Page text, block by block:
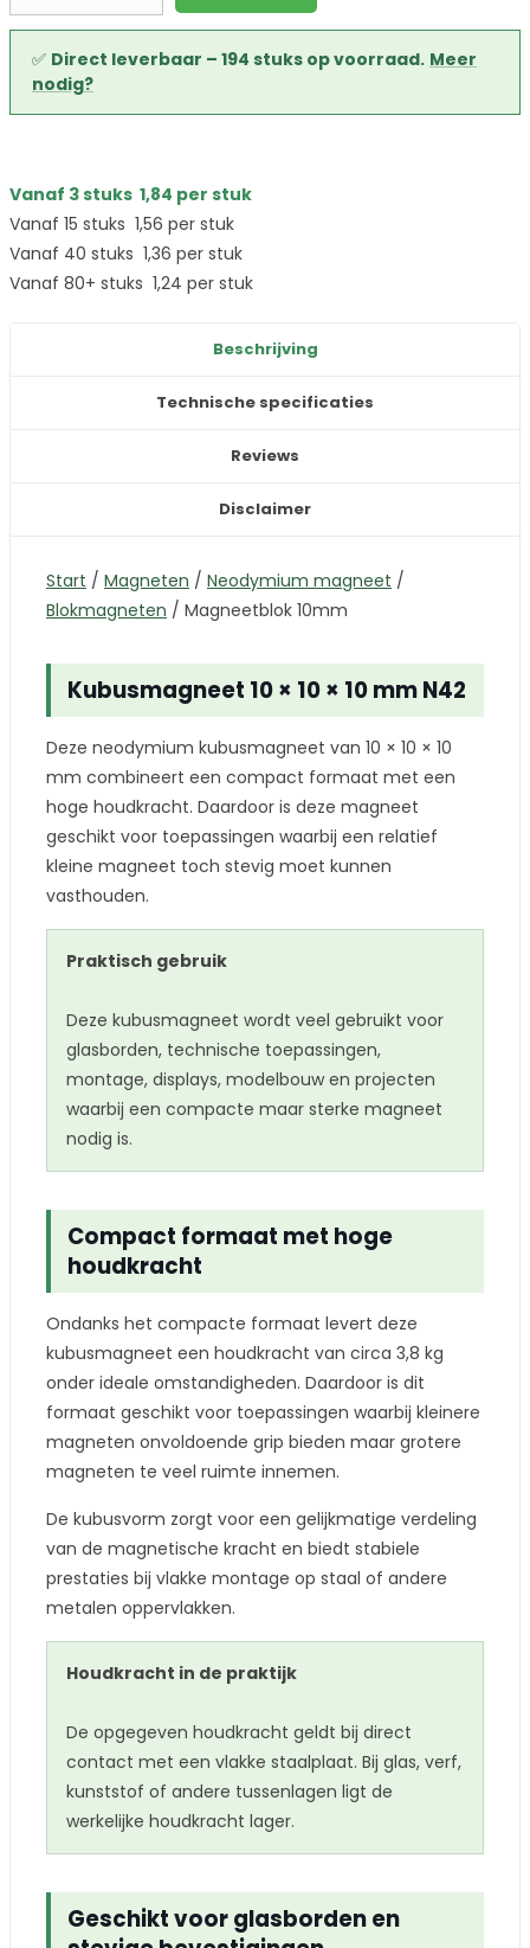
✅ Direct leverbaar – 194 stuks op voorraad. Meer
nodig?
Vanaf 3 stuks 1,84 per stuk
Vanaf 15 stuks 1,56 per stuk
Vanaf 40 stuks 1,36 per stuk
Vanaf 80+ stuks 1,24 per stuk
Beschrijving
Technische specificaties
Reviews
Disclaimer
Start / Magneten / Neodymium magneet /
Blokmagneten / Magneetblok 10mm
Kubusmagneet 10 × 10 × 10 mm N42
Deze neodymium kubusmagneet van 10 × 10 × 10
mm combineert een compact formaat met een
hoge houdkracht. Daardoor is deze magneet
geschikt voor toepassingen waarbij een relatief
kleine magneet toch stevig moet kunnen
vasthouden.
Praktisch gebruik
Deze kubusmagneet wordt veel gebruikt voor
glasborden, technische toepassingen,
montage, displays, modelbouw en projecten
waarbij een compacte maar sterke magneet
nodig is.
Compact formaat met hoge
houdkracht
Ondanks het compacte formaat levert deze
kubusmagneet een houdkracht van circa 3,8 kg
onder ideale omstandigheden. Daardoor is dit
formaat geschikt voor toepassingen waarbij kleinere
magneten onvoldoende grip bieden maar grotere
magneten te veel ruimte innemen.
De kubusvorm zorgt voor een gelijkmatige verdeling
van de magnetische kracht en biedt stabiele
prestaties bij vlakke montage op staal of andere
metalen oppervlakken.
Houdkracht in de praktijk
De opgegeven houdkracht geldt bij direct
contact met een vlakke staalplaat. Bij glas, verf,
kunststof of andere tussenlagen ligt de
werkelijke houdkracht lager.
Geschikt voor glasborden en